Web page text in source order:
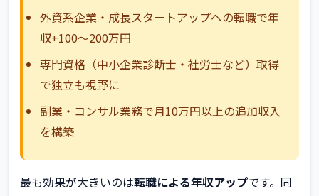
外資系企業・成長スタートアップへの転職で年
収+100〜200万円
専門資格（中小企業診断士・社労士など）取得
で独立も視野に
副業・コンサル業務で月10万円以上の追加収入
を構築
最も効果が大きいのは転職による年収アップです。同